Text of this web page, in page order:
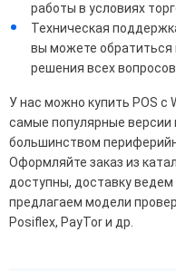
работы в условиях
Техническая
вы можете обратиться
решения всех вопросов.
У нас можно купить POS с
самые популярные
большинством
Оформляйте заказ из
доступны, доставку
предлагаем модели
Posiflex, PayTor и др.